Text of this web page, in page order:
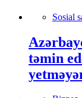
Sosial
təmin